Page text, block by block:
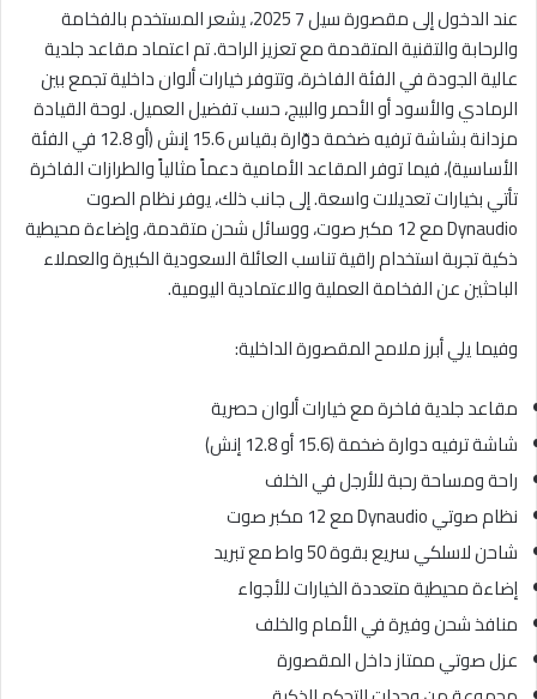
عند الدخول إلى مقصورة سيل 7 2025، يشعر المستخدم بالفخامة
والرحابة والتقنية المتقدمة مع تعزيز الراحة. تم اعتماد مقاعد جلدية
عالية الجودة في الفئة الفاخرة، وتتوفر خيارات ألوان داخلية تجمع بين
الرمادي والأسود أو الأحمر والبيج، حسب تفضيل العميل. لوحة القيادة
مزدانة بشاشة ترفيه ضخمة دوّارة بقياس 15.6 إنش (أو 12.8 في الفئة
الأساسية)، فيما توفر المقاعد الأمامية دعماً مثالياً والطرازات الفاخرة
تأتي بخيارات تعديلات واسعة. إلى جانب ذلك، يوفر نظام الصوت
Dynaudio مع 12 مكبر صوت، ووسائل شحن متقدمة، وإضاءة محيطية
ذكية تجربة استخدام راقية تناسب العائلة السعودية الكبيرة والعملاء
الباحثين عن الفخامة العملية والاعتمادية اليومية.
وفيما يلي أبرز ملامح المقصورة الداخلية:
مقاعد جلدية فاخرة مع خيارات ألوان حصرية
شاشة ترفيه دوارة ضخمة (15.6 أو 12.8 إنش)
راحة ومساحة رحبة للأرجل في الخلف
نظام صوتي Dynaudio مع 12 مكبر صوت
شاحن لاسلكي سريع بقوة 50 واط مع تبريد
إضاءة محيطية متعددة الخيارات للأجواء
منافذ شحن وفيرة في الأمام والخلف
عزل صوتي ممتاز داخل المقصورة